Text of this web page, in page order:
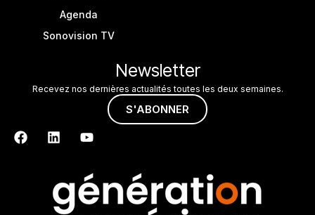
Agenda
Sonovision TV
Newsletter
Recevez nos dernières actualités toutes les deux semaines.
S'ABONNER